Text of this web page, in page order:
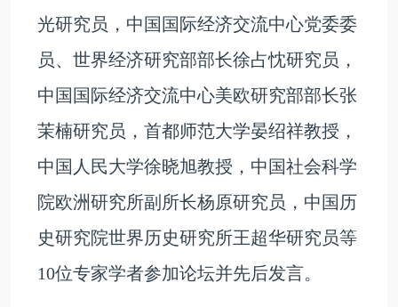
光研究员，中国国际经济交流中心党委委
员、世界经济研究部部长徐占忱研究员，
中国国际经济交流中心美欧研究部部长张
茉楠研究员，首都师范大学晏绍祥教授，
中国人民大学徐晓旭教授，中国社会科学
院欧洲研究所副所长杨原研究员，中国历
史研究院世界历史研究所王超华研究员等
10位专家学者参加论坛并先后发言。